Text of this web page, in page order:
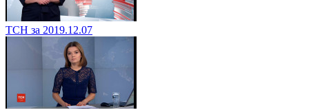
ТСН за 2019.12.07